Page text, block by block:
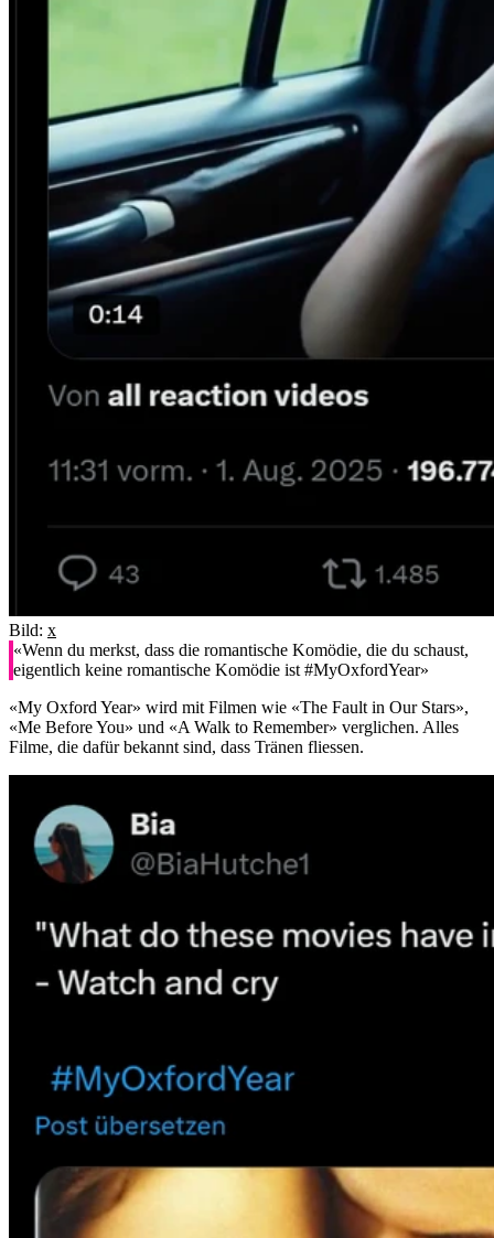
Bild: x
«Wenn du merkst, dass die romantische Komödie, die du schaust,
eigentlich keine romantische Komödie ist #MyOxfordYear»
«My Oxford Year» wird mit Filmen wie «The Fault in Our Stars»,
«Me Before You» und «A Walk to Remember» verglichen. Alles
Filme, die dafür bekannt sind, dass Tränen fliessen.